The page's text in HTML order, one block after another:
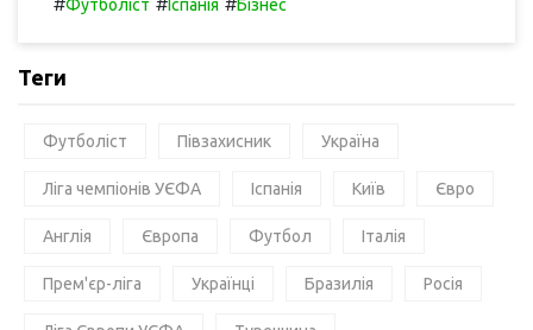
Футболіст Іспанія Бізнес
Теги
Футболіст Півзахисник Україна
Ліга чемпіонів УЄФА Іспанія Київ Євро
Англія Європа Футбол Італія
Прем'єр-ліга Українці Бразилія Росія